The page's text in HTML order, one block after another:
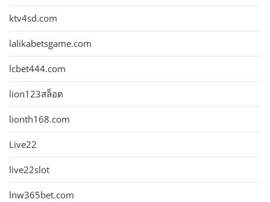
ktv4sd.com
lalikabetsgame.com
lcbet444.com
lion123สล็อต
lionth168.com
Live22
live22slot
lnw365bet.com